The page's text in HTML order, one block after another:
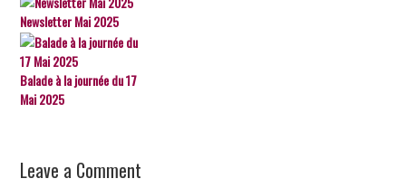
Newsletter Mai 2025
Balade à la journée du 17
Mai 2025
Leave a Comment